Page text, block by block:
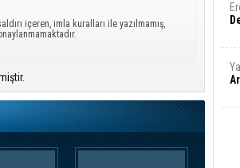
içeren, imla kuralları ile yazılmamış,